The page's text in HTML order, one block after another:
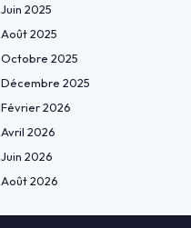
Juin 2025
Août 2025
Octobre 2025
Décembre 2025
Février 2026
Avril 2026
Juin 2026
Août 2026